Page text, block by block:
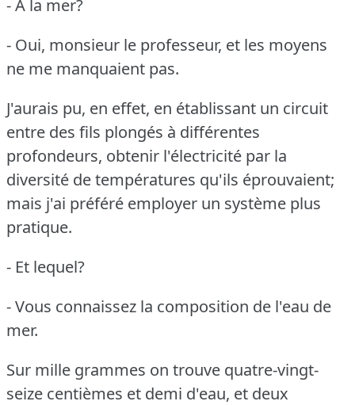
- A la mer?
- Oui, monsieur le professeur, et les moyens
ne me manquaient pas.
J'aurais pu, en effet, en établissant un circuit
entre des fils plongés à différentes
profondeurs, obtenir l'électricité par la
diversité de températures qu'ils éprouvaient;
mais j'ai préféré employer un système plus
pratique.
- Et lequel?
- Vous connaissez la composition de l'eau de
mer.
Sur mille grammes on trouve quatre-vingt-
seize centièmes et demi d'eau, et deux